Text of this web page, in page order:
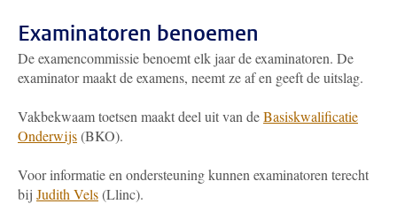
Examinatoren benoemen
De examencommissie benoemt elk jaar de examinatoren. De
examinator maakt de examens, neemt ze af en geeft de uitslag.
Vakbekwaam toetsen maakt deel uit van deBasiskwalificatie
Onderwijs(BKO).
Voor informatie en ondersteuning kunnen examinatoren terecht
bij Judith Vels(Llinc).